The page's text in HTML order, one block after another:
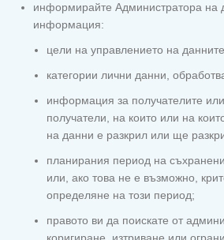
информирайте Администратора на
информация:
цели на управлението на
категории лични данни,
информация за получателите или
получатели, на които или на
на данни е разкрил или ще
планирания период на
или, ако това не е възможно,
определяне на този период;
правото ви да поискате от